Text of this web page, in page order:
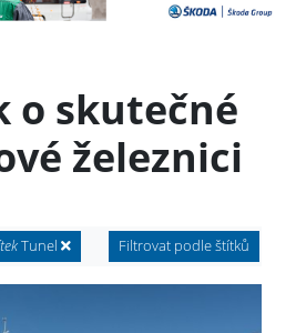
o skutečné
železnici
Tunel Filtrovat podle štítků